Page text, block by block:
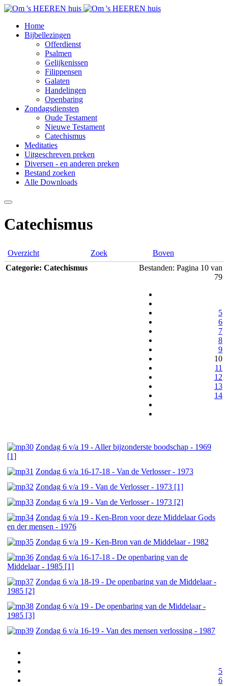
Home
Bijbellezingen
Offerdienst
Psalmen
Gelijkenissen
Filippensen
Galaten
Handelingen
Openbaring
Zondagsdiensten
Oude Testament
Nieuwe Testament
Catechismus
Meditaties
Uitgeschreven preken
Diversen - en anderen preken
Bestand zoeken
Alle Downloads
Catechismus
Overzicht Zoek
Boven
Categorie: Catechismus
Bestanden: Pagina 10 van
79
5
6
7
8
9
10
11
12
13
14
Zondag 6 v/a 19 - Aller bijzonderste boodschap - 1969
[1]
Zondag 6 v/a 16-17-18 - Van de Verlosser - 1973
Zondag 6 v/a 19 - Van de Verlosser - 1973 [1]
Zondag 6 v/a 19 - Van de Verlosser - 1973 [2]
Zondag 6 v/a 19 - Ken-Bron voor deze Middelaar Gods
en der mensen - 1976
Zondag 6 v/a 19 - Ken-Bron van de Middelaar - 1982
Zondag 6 v/a 16-17-18 - De openbaring van de
Middelaar - 1985 [1]
Zondag 6 v/a 18-19 - De openbaring van de Middelaar -
1985 [2]
Zondag 6 v/a 19 - De openbaring van de Middelaar -
1985 [3]
Zondag 6 v/a 16-19 - Van des mensen verlossing - 1987
5
6